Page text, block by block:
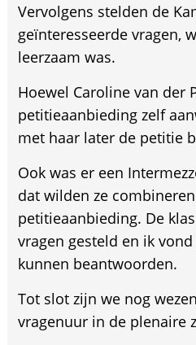
Vervolgens stelden de
geïnteresseerde vragen,
leerzaam was.
Hoewel Caroline van der
petitieaanbieding zelf
met haar later de petitie
Ook was er een
dat wilden ze
petitieaanbieding. De
vragen gesteld en ik
kunnen beantwoorden.
Tot slot zijn we nog
vragenuur in de plenaire